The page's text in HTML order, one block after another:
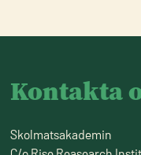
Kontakta
Skolmatsakademin